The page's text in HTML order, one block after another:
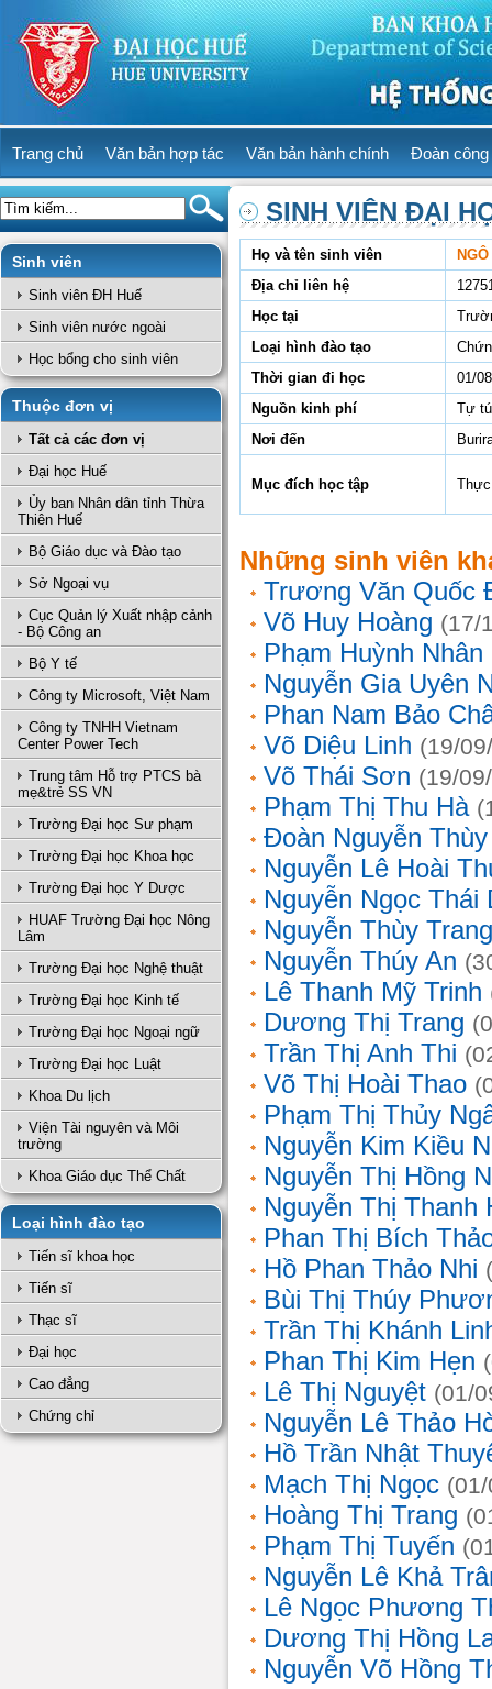
Trang chủ Văn bản hợp tác Văn bản hành chính Đoàn công
Sinh viên
Sinh viên ĐH Huế
Sinh viên nước ngoài
Học bổng cho sinh viên
Thuộc đơn vị
Tất cả các đơn vị
Đại học Huế
Ủy ban Nhân dân tỉnh Thừa
Thiên Huế
Bộ Giáo dục và Đào tạo
Sở Ngoại vụ
Cục Quản lý Xuất nhập cảnh
- Bộ Công an
Bộ Y tế
Công ty Microsoft, Việt Nam
Công ty TNHH Vietnam
Center Power Tech
Trung tâm Hỗ trợ PTCS bà
mẹ&trẻ SS VN
Trường Đại học Sư phạm
Trường Đại học Khoa học
Trường Đại học Y Dược
HUAF Trường Đại học Nông
Lâm
Trường Đại học Nghệ thuật
Trường Đại học Kinh tế
Trường Đại học Ngoại ngữ
Trường Đại học Luật
Khoa Du lịch
Viện Tài nguyên và Môi
trường
Khoa Giáo dục Thể Chất
Loại hình đào tạo
Tiến sĩ khoa học
Tiến sĩ
Thạc sĩ
Đại học
Cao đẳng
Chứng chỉ
SINH VIÊN ĐẠI
Họ và tên sinh viên
Địa chỉ liên hệ
Học tại
Loại hình đào tạo
Thời gian đi học
01/
Nguồn kinh phí
Tự
Nơi đến
Mục đích học tập
Những sinh viên
Trương Văn Quốc
Võ Huy Hoàng (17/
Phạm Huỳnh Nhân
Nguyễn Gia Uyên
Phan Nam Bảo
Võ Diệu Linh (19/
Võ Thái Sơn (19/
Phạm Thị Thu Hà
Đoàn Nguyễn
Nguyễn Lê Hoài
Nguyễn Ngọc Thái
Nguyễn Thùy Trang
Nguyễn Thúy An
Lê Thanh Mỹ Trinh
Dương Thị Trang
Trần Thị Anh Thi
Võ Thị Hoài Thao
Phạm Thị Thủy
Nguyễn Kim Kiều
Nguyễn Thị Hồng
Nguyễn Thị Thanh
Phan Thị Bích
Hồ Phan Thảo Nhi
Bùi Thị Thúy
Trần Thị Khánh
Phan Thị Kim Hẹn
Lê Thị Nguyệt (01/
Nguyễn Lê Thảo
Hồ Trần Nhật
Mạch Thị Ngọc
Hoàng Thị Trang
Phạm Thị Tuyến
Nguyễn Lê Khả
Lê Ngọc Phương
Dương Thị Hồng
Nguyễn Võ Hồng